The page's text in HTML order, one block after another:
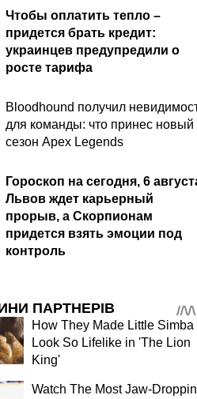
Чтобы оплатить тепло –
придется брать кредит:
украинцев предупредили о
росте тарифа
Bloodhound получил
для команды: что принес новый
сезон Apex Legends
Гороскоп на сегодня, 6
Львов ждет карьерный
прорыв, а Скорпионам
придется взять эмоции под
контроль
ПАРТНЕРІВ
How They Made Little Simba
Look So Lifelike in 'The Lion
King'
Watch The Most